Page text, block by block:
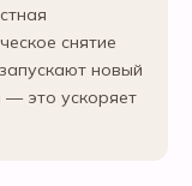
снятие
новый
— это ускоряет